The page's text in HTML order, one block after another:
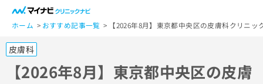
ホーム おすすめ記事一覧 【2026年8月】東京都中央区の皮膚科クリニッ
皮膚科
【2026年8月】東京都中央区の皮膚
一
般
ー
ザ
ー